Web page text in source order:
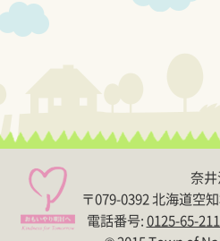
奈
〒079-0392 北海道空
電話番号:0125-65-